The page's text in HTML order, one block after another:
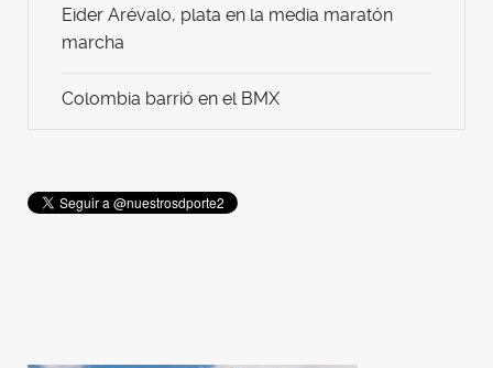
Eider Arévalo, plata en la media maratón
marcha
Colombia barrió en el BMX